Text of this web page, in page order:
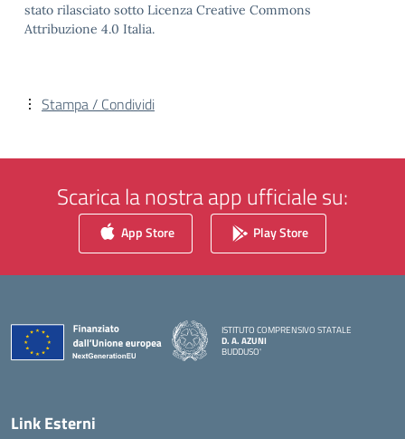
stato rilasciato sotto Licenza Creative Commons
Attribuzione 4.0 Italia.
Stampa / Condividi
Scarica la nostra app ufficiale su:
App Store Play Store
ISTITUTO COMPRENSIVO STATALE
D. A. AZUNI
BUDDUSO'
Link Esterni